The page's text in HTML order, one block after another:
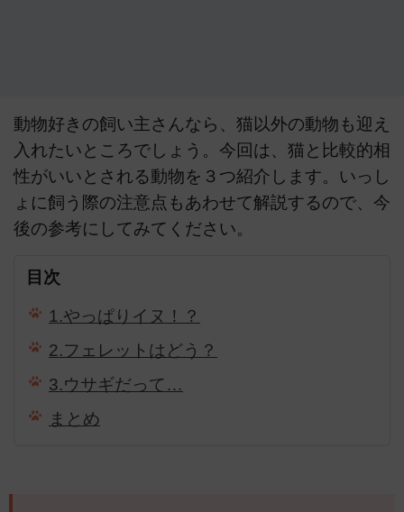
動物好きの飼い主さんなら、猫以外の動物も迎え
入れたいところでしょう。今回は、猫と比較的相
性がいいとされる動物を３つ紹介します。いっし
ょに飼う際の注意点もあわせて解説するので、今
後の参考にしてみてください。
目次
1.やっぱりイヌ！？
2.フェレットはどう？
3.ウサギだって…
まとめ